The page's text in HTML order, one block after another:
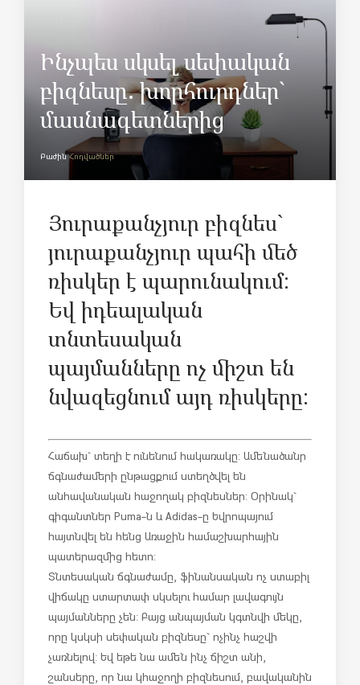
Ինչպես սկսել սեփական
բիզնեսը. խորհուրդներ`
մասնագետներից
ԲաժինՀոդվածներ
Յուրաքանչյուր բիզնես`
յուրաքանչյուր պահի մեծ
ռիսկեր է պարունակում:
Եվ իդեալական
տնտեսական
պայմանները ոչ միշտ են
նվազեցնում այդ ռիսկերը:
Հաճախ` տեղի է ունենում հակառակը: Ամենածանր
ճգնաժամերի ընթացքում ստեղծվել են
անհավանական հաջողակ բիզնեսներ: Օրինակ`
գիգանտներ Puma-ն և Adidas-ը Եվրոպայում
հայտնվել են հենց Առաջին համաշխարհային
պատերազմից հետո:
Տնտեսական ճգնաժամը, ֆինանսական ոչ ստաբիլ
վիճակը ստարտափ սկսելու համար լավագույն
պայմանները չեն: Բայց անպայման կգտնվի մեկը,
որը կսկսի սեփական բիզնեսը` ոչինչ հաշվի
չառնելով: Եվ եթե նա ամեն ինչ ճիշտ անի,
շանսերը, որ նա կհաջողի բիզնեսում, բավականին